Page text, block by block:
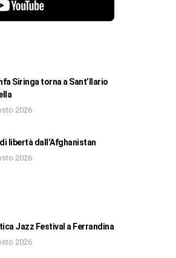
Siringa torna a Sant’Ilario
2026
libertà dall’Afghanistan
2026
Jazz Festival a Ferrandina
2026